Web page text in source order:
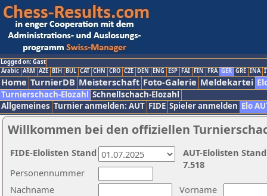
Logged on: Gast
Arabic ARM AZE BIH BUL CAT CHN CRO CZE DEN ENG ESP FAI FIN FRA GER GRE INA
Home TurnierDB Meisterschaft Foto-Galerie Meldekartei
Turnierschach-Elozahl Schnellschach-Elozahl
Allgemeines Turnier anmelden: AUT FIDE Spieler anmelden Elo
Willkommen bei den offiziellen
Nachname
Vorname
Personennummer
AUT-Elolisten
7.518
FIDE-Elolisten Stand